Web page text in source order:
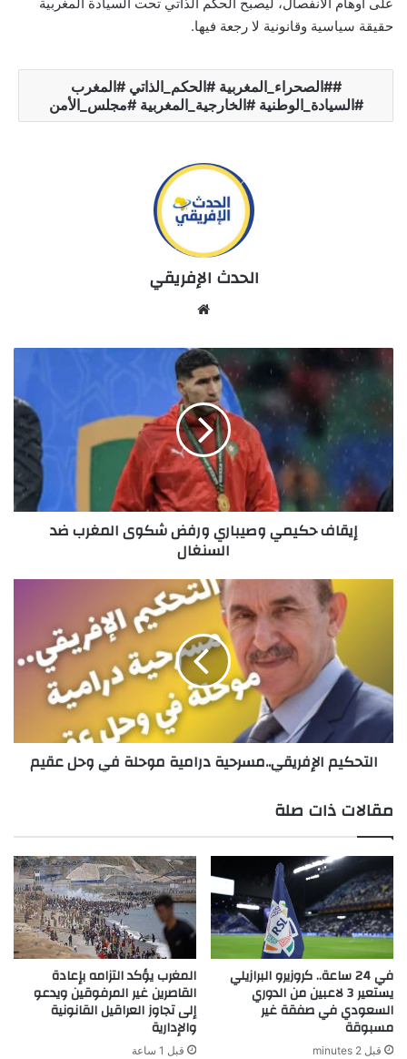
على أوهام الانفصال، ليصبح الحكم الذاتي تحت السيادة المغربية
حقيقة سياسية وقانونية لا رجعة فيها.
#الصحراء_المغربية #الحكم_الذاتي #المغرب
#السيادة_الوطنية #الخارجية_المغربية #مجلس_الأمن
الحدث الإفريقي
إيقاف
حكيمي
ورفض
شكوى
السنغال
إيقاف حكيمي وصيباري ورفض شكوى المغرب ضد
السنغال
الإفريقي..مسرحية
وحل
عقيم
التحكيم الإفريقي..مسرحية درامية موحلة في وحل عقيم
مقالات ذات صلة
في 24 ساعة.. كروزيرو البرازيلي
يستعير 3 لاعبين من الدوري
السعودي في صفقة غير
مسبوقة
قبل 2 minutes
المغرب يؤكد التزامه بإعادة
القاصرين غير المرفوقين ويدعو
إلى تجاوز العراقيل القانونية
والإدارية
قبل 1 ساعة